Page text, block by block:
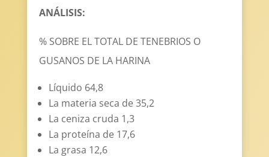
ANÁLISIS:
% SOBRE EL TOTAL DE TENEBRIOS O
GUSANOS DE LA HARINA
Líquido 64,8
La materia seca de 35,2
La ceniza cruda 1,3
La proteína de 17,6
La grasa 12,6